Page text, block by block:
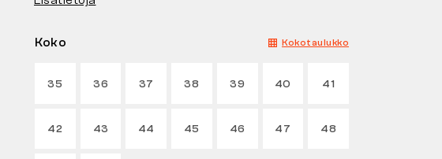
Koko Kokotaulukko
35 36 37 38 39 40 41
42 43 44 45 46 47 48